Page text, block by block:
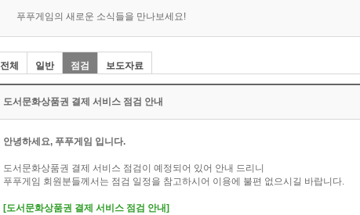
푸푸게임의 새로운 소식들을 만나보세요!
전체 일반 점검 보도자료
도서문화상품권 결제 서비스 점검 안내
안녕하세요, 푸푸게임 입니다.
도서문화상품권 결제 서비스 점검이 예정되어 있어 안내 드리니
푸푸게임 회원분들께서는 점검 일정을 참고하시어 이용에 불편 없으시길 바랍니다.
[도서문화상품권 결제 서비스 점검 안내]